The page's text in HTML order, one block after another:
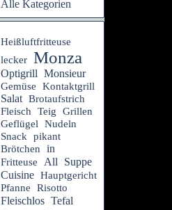
Alle Kategorien
Heißluftfritteuse
lecker Monza
Optigrill Monsieur
Gemüse Kontaktgrill
Salat Brotaufstrich
Fleisch
Teig
Grillen
Geflügel
Nudeln
Snack
pikant
Brötchen
in
Fritteuse All Suppe
Cuisine Hauptgericht
Pfanne Risotto
Fleischlos Tefal